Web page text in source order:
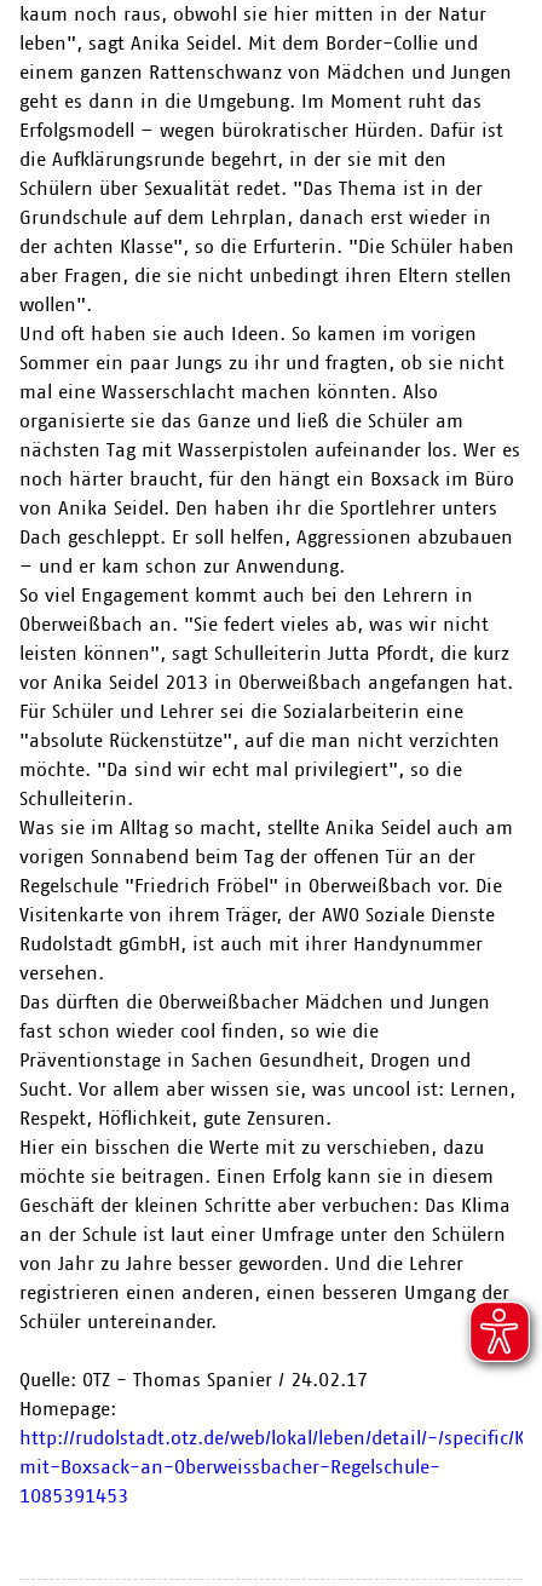
kaum noch raus, obwohl sie hier mitten in der Natur
leben", sagt Anika Seidel. Mit dem Border-Collie und
einem ganzen Rattenschwanz von Mädchen und Jungen
geht es dann in die Umgebung. Im Moment ruht das
Erfolgsmodell – wegen bürokratischer Hürden. Dafür ist
die Aufklärungsrunde begehrt, in der sie mit den
Schülern über Sexualität redet. "Das Thema ist in der
Grundschule auf dem Lehrplan, danach erst wieder in
der achten Klasse", so die Erfurterin. "Die Schüler haben
aber Fragen, die sie nicht unbedingt ihren Eltern stellen
wollen".
Und oft haben sie auch Ideen. So kamen im vorigen
Sommer ein paar Jungs zu ihr und fragten, ob sie nicht
mal eine Wasserschlacht machen könnten. Also
organisierte sie das Ganze und ließ die Schüler am
nächsten Tag mit Wasserpistolen aufeinander los. Wer es
noch härter braucht, für den hängt ein Boxsack im Büro
von Anika Seidel. Den haben ihr die Sportlehrer unters
Dach geschleppt. Er soll helfen, Aggressionen abzubauen
– und er kam schon zur Anwendung.
So viel Engagement kommt auch bei den Lehrern in
Oberweißbach an. "Sie federt vieles ab, was wir nicht
leisten können", sagt Schulleiterin Jutta Pfordt, die kurz
vor Anika Seidel 2013 in Oberweißbach angefangen hat.
Für Schüler und Lehrer sei die Sozialarbeiterin eine
"absolute Rückenstütze", auf die man nicht verzichten
möchte. "Da sind wir echt mal privilegiert", so die
Schulleiterin.
Was sie im Alltag so macht, stellte Anika Seidel auch am
vorigen Sonnabend beim Tag der offenen Tür an der
Regelschule "Friedrich Fröbel" in Oberweißbach vor. Die
Visitenkarte von ihrem Träger, der AWO Soziale Dienste
Rudolstadt gGmbH, ist auch mit ihrer Handynummer
versehen.
Das dürften die Oberweißbacher Mädchen und Jungen
fast schon wieder cool finden, so wie die
Präventionstage in Sachen Gesundheit, Drogen und
Sucht. Vor allem aber wissen sie, was uncool ist: Lernen,
Respekt, Höflichkeit, gute Zensuren.
Hier ein bisschen die Werte mit zu verschieben, dazu
möchte sie beitragen. Einen Erfolg kann sie in diesem
Geschäft der kleinen Schritte aber verbuchen: Das Klima
an der Schule ist laut einer Umfrage unter den Schülern
von Jahr zu Jahre besser geworden. Und die Lehrer
registrieren einen anderen, einen besseren Umgang der
Schüler untereinander.
Quelle: OTZ - Thomas Spanier / 24.02.17
Homepage:
http://rudolstadt.otz.de/web/lokal/leben/detail/-/specific/
mit-Boxsack-an-Oberweissbacher-Regelschule-
1085391453